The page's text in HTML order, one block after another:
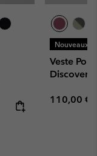
Nouveaux
Veste
Regular
110,00 €